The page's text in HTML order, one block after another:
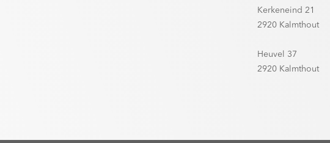
Kerkeneind 21
2920 Kalmthout
Heuvel 37
2920 Kalmthout